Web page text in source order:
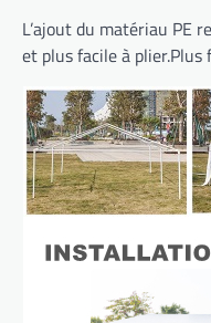
L’ajout du matériau PE
et plus facile à